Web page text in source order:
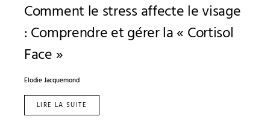
Comment le stress affecte le visage
: Comprendre et gérer la « Cortisol
Face »
Elodie Jacquemond
LIRE LA SUITE